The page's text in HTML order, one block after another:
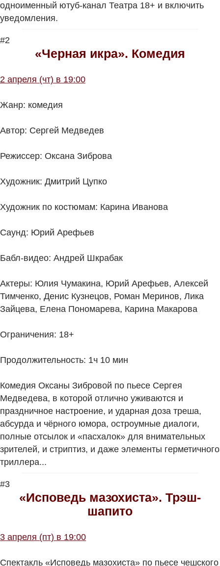
одноименный ютуб-канал Театра 18+ и включить
уведомления.
#2
«Черная икра». Комедия
2 апреля (чт) в 19:00
Жанр: комедия
Автор: Сергей Медведев
Режиссер: Оксана Зиброва
Художник: Дмитрий Цупко
Художник по костюмам: Карина Иванова
Саунд: Юрий Арефьев
Бабл-видео: Андрей Шкрабак
Актеры: Юлия Чумакина, Юрий Арефьев, Алексей
Тимченко, Денис Кузнецов, Роман Меринов, Лика
Зайцева, Елена Пономарева, Карина Макарова
Ограничения: 18+
Продолжительность: 1ч 10 мин
Комедия Оксаны Зибровой по пьесе Сергея
Медведева, в которой отлично уживаются и
праздничное настроение, и ударная доза треша,
абсурда и чёрного юмора, остроумные диалоги,
полные отсылок и «пасхалок» для внимательных
зрителей, и стриптиз, и даже элементы герметичного
триллера...
#3
«Исповедь мазохиста». Трэш-
шапито
3 апреля (пт) в 19:00
Спектакль «Исповедь мазохиста» по пьесе чешского